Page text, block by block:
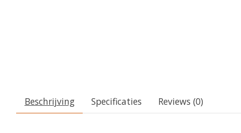
Beschrijving Specificaties Reviews (0)